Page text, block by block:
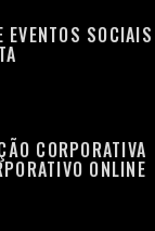
EVENTOS SOCIAIS
CORPORATIVA
ONLINE